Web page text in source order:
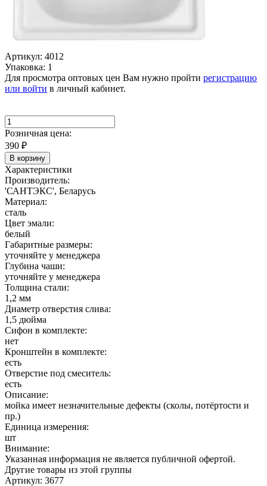
Артикул: 4012
Упаковка: 1
Для просмотра оптовых цен Вам нужно пройти регистрацию
или войти в личный кабинет.
Розничная цена:
390 ₽
В корзину
Характеристики
Производитель:
'САНТЭКС', Беларусь
Материал:
сталь
Цвет эмали:
белый
Габаритные размеры:
уточняйте у менеджера
Глубина чаши:
уточняйте у менеджера
Толщина стали:
1,2 мм
Диаметр отверстия слива:
1,5 дюйма
Сифон в комплекте:
нет
Кронштейн в комплекте:
есть
Отверстие под смеситель:
есть
Описание:
мойка имеет незначительные дефекты (сколы, потёртости и
пр.)
Единица измерения:
шт
Внимание:
Указанная информация не является публичной офертой.
Другие товары из этой группы
Артикул: 3677